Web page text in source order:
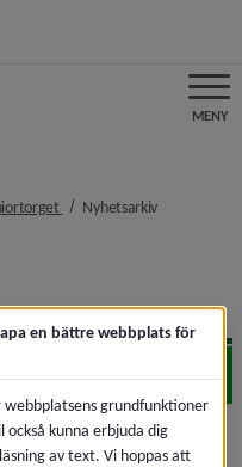
MENY
nivå i
Nyhetsarkivnivå i
en bättre webbplats för
webbplatsens grundfunktioner
kunna erbjuda dig
av text. Vi hoppas att